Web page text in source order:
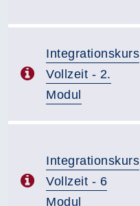
Integrationskurs
Vollzeit - 2.
Modul
Integrationskurs
Vollzeit - 6
Modul